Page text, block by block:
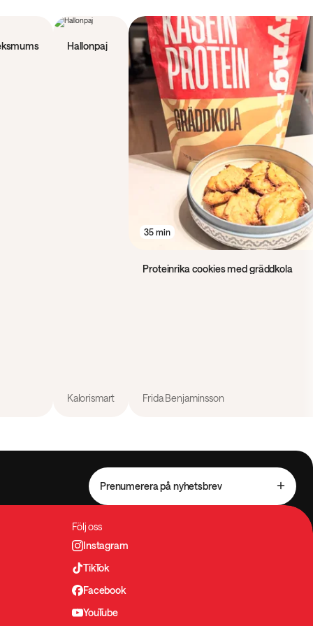
Hallonpaj
Kalorismart
35 min
Proteinrika cookies med gräddkola
Frida Benjaminsson
Prenumerera på nyhetsbrev
Följ oss
Instagram
TikTok
Facebook
YouTube